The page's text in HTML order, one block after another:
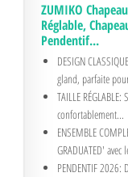
ZUMIKO
Réglable,
Pendentif...
DESIGN
gland, parfaite
TAILLE
confortablement...
ENSEMBLE
GRADUATED'
PENDENTIF